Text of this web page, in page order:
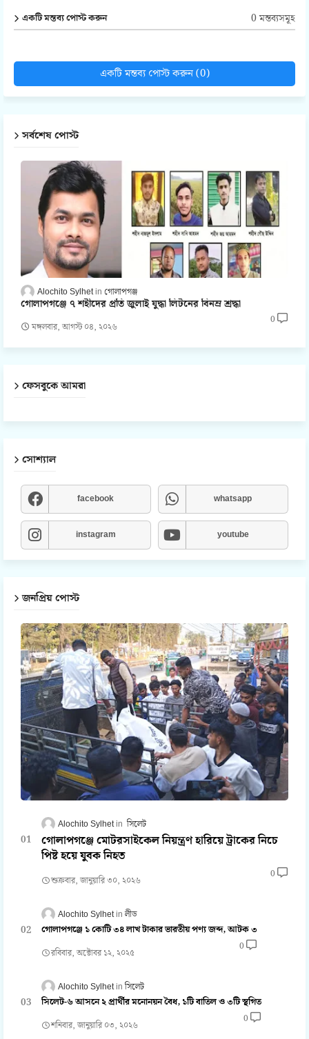
একটি মন্তব্য পোস্ট করুন 0 মন্তব্যসমূহ
একটি মন্তব্য পোস্ট করুন (0)
সর্বশেষ পোস্ট
Alochito Sylhet গোলাপগঞ্জ
গোলাপগঞ্জে ৭ শহীদের প্রতি জুলাই যুদ্ধা লিটনের বিনম্র শ্রদ্ধা
মঙ্গলবার, আগস্ট ০৪, ২০২৬
0
ফেসবুকে আমরা
সোশ্যাল
facebook whatsapp
instagram youtube
জনপ্রিয় পোস্ট
Alochito Sylhet সিলেট
গোলাপগঞ্জে মোটরসাইকেল নিয়ন্ত্রণ হারিয়ে ট্রাকের নিচে
পিষ্ট হয়ে যুবক নিহত
শুক্রবার, জানুয়ারি ৩০, ২০২৬
0
Alochito Sylhet লীড
গোলাপগঞ্জে ১ কোটি ৩৪ লাখ টাকার ভারতীয় পণ্য জব্দ, আটক ৩
রবিবার, অক্টোবর ১২, ২০২৫
0
Alochito Sylhet সিলেট
সিলেট-৬ আসনে ২ প্রার্থীর মনোনয়ন বৈধ, ১টি বাতিল ও ৩টি স্থগিত
শনিবার, জানুয়ারি ০৩, ২০২৬
0